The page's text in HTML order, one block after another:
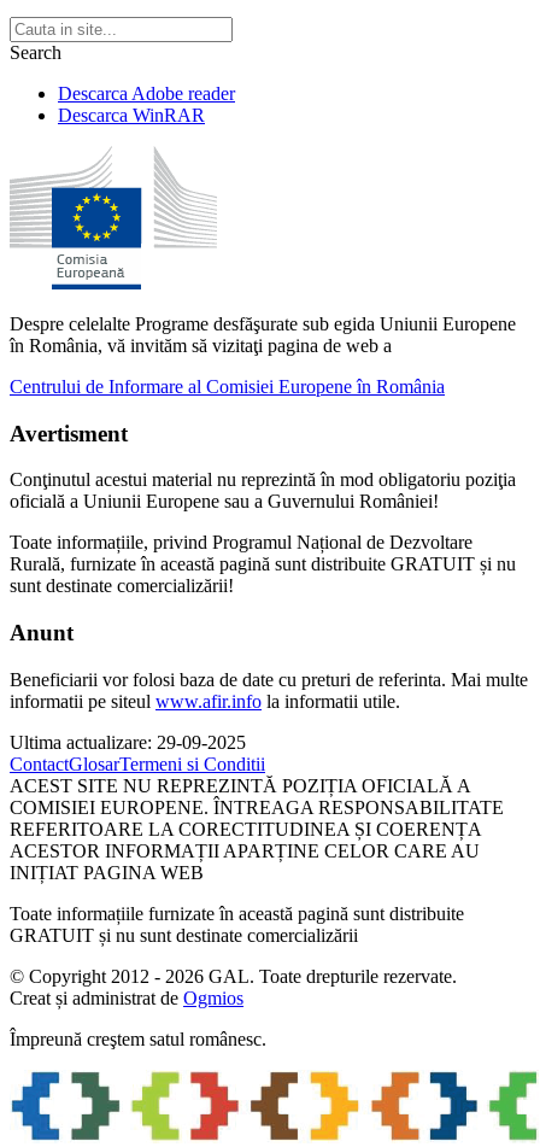
Search
Descarca Adobe reader
Descarca WinRAR
Despre celelalte Programe desfăşurate sub egida Uniunii Europene
în România, vă invităm să vizitaţi pagina de web a
Centrului de Informare al Comisiei Europene în România
Avertisment
Conţinutul acestui material nu reprezintă în mod obligatoriu poziţia
oficială a Uniunii Europene sau a Guvernului României!
Toate informațiile, privind Programul Național de Dezvoltare
Rurală, furnizate în această pagină sunt distribuite GRATUIT și nu
sunt destinate comercializării!
Anunt
Beneficiarii vor folosi baza de date cu preturi de referinta. Mai multe
informatii pe siteul www.afir.info la informatii utile.
Ultima actualizare: 29-09-2025
ContactGlosarTermeni si Conditii
ACEST SITE NU REPREZINTĂ POZIȚIA OFICIALĂ A
COMISIEI EUROPENE. ÎNTREAGA RESPONSABILITATE
REFERITOARE LA CORECTITUDINEA ȘI COERENȚA
ACESTOR INFORMAȚII APARȚINE CELOR CARE AU
INIȚIAT PAGINA WEB
Toate informațiile furnizate în această pagină sunt distribuite
GRATUIT și nu sunt destinate comercializării
© Copyright 2012 - 2026 GAL. Toate drepturile rezervate.
Creat și administrat de Ogmios
Împreună creştem satul românesc.